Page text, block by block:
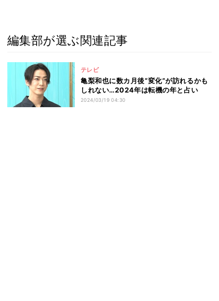
編集部が選ぶ関連記事
テレビ
亀梨和也に数カ月後“変化”が訪れるかも
しれない…2024年は転機の年と占い
2024/03/19 04:30